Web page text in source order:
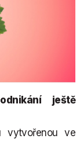
ještě
vytvořenou ve